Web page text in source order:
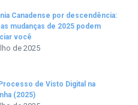
Canadense por descendência:
mudanças de 2025 podem
você
de 2025
de Visto Digital na
(2025)